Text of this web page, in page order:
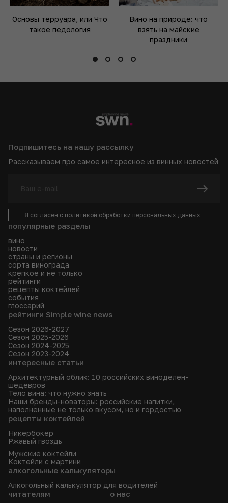
Основы терруара, или Что
такое педология
Вино на природе: что
взять на майские
праздники
популярные разделы
вино
новости
страны и регионы
сорта винограда
крепкое и не только
рейтинги
рецепты коктейлей
события
глоссарий
рейтинги Simple wine news
Сезон 2026-2027
Сезон 2025-2026
Сезон 2024-2025
Сезон 2023-2024
интересные статьи
Архитектурный облик: 10 российских виноделен-
шедевров
Тело вина: что нужно знать
Наши бренды-новаторы: российские напитки,
наполненные не только вкусом, но и гордостью
рецепты коктейлей
Никербокер
Ржавый гвоздь
Мужские коктейли
Коктейли с мартини
алкогольные калькуляторы
Алкогольный калькулятор для водителей
читателям о нас
Подпишитесь на нашу рассылку
Рассказываем про самое интересное из винных новостей
Я согласен с политикой обработки персональных данных